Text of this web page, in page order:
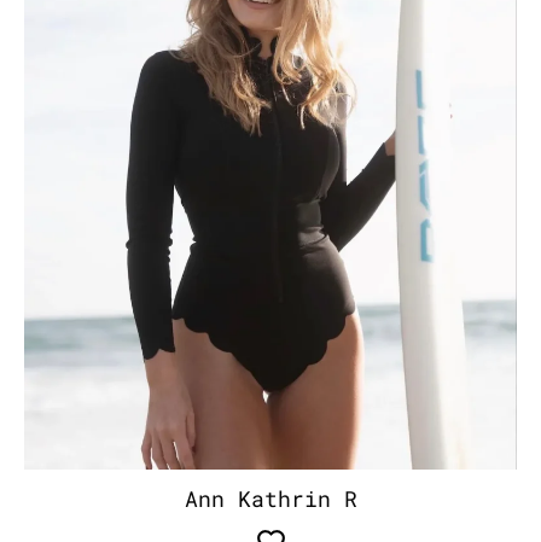
Ann Kathrin R